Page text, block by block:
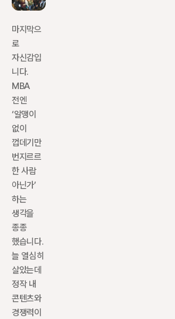
마지막으
로
자신감입
니다.
MBA
전엔
‘알맹이
없이
껍데기만
번지르르
한 사람
아닌가’
하는
생각을
종종
했습니다.
늘 열심히
살았는데
정작 내
콘텐츠와
경쟁력이